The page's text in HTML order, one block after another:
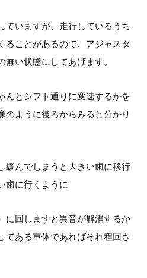
ていますが、走行しているうち
ることがあるので、アジャスタ
い状態にしてあげます。
んとシフト通りに変速するかを
のように後ろからみると分かり
緩んでしまうと大きい歯に移行
歯に行くよ うに
に回しますと異音が解消するか
てある車体であればそれ程回さ